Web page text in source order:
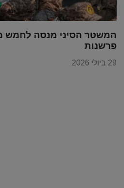
המשטר הסיני מנסה לחמש
פרשנות
29 ביולי 2026